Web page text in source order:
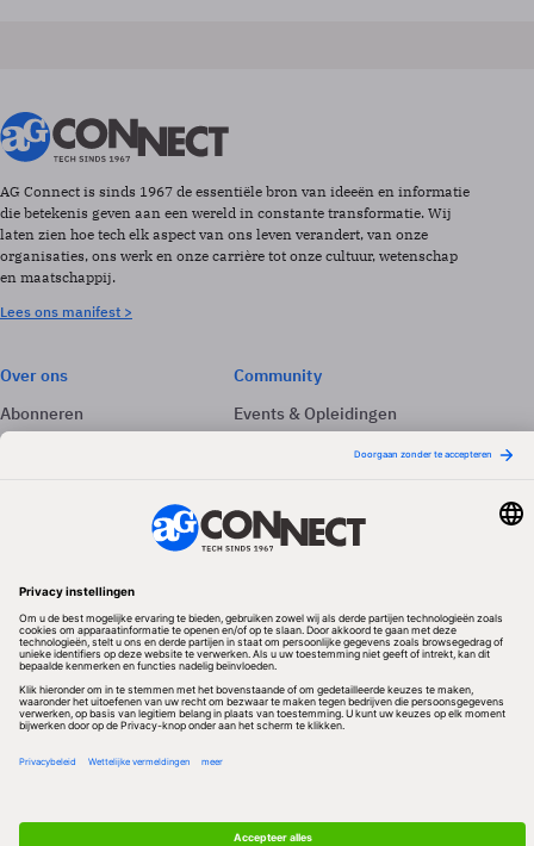
AG Connect is sinds 1967 de essentiële bron van ideeën en informatie
die betekenis geven aan een wereld in constante transformatie. Wij
laten zien hoe tech elk aspect van ons leven verandert, van onze
organisaties, ons werk en onze carrière tot onze cultuur, wetenschap
en maatschappij.
Lees ons manifest >
Over ons
Abonneren
Adverteren
Community
Events & Opleidingen
Volg ons
Redactionele partner
Algemene Voorwaarden & Copyrights